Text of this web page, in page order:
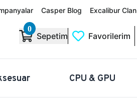
Casper Blog Excalibur Clan
0
Sepetim Favorilerim
CPU & GPU